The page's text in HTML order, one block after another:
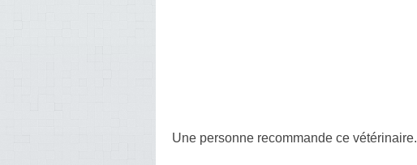
Une personne recommande ce vétérinaire.